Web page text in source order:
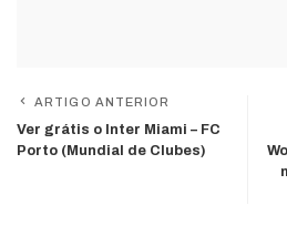
ARTIGO ANTERIOR
Ver grátis o Inter Miami – FC
Porto (Mundial de Clubes)